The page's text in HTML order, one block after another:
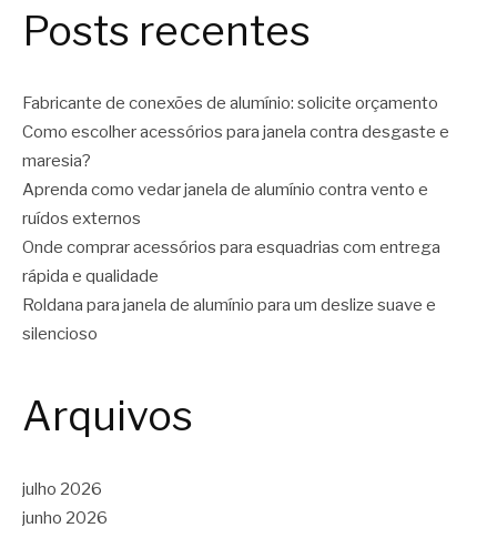
Posts recentes
Fabricante de conexões de alumínio: solicite orçamento
Como escolher acessórios para janela contra desgaste e
maresia?
Aprenda como vedar janela de alumínio contra vento e
ruídos externos
Onde comprar acessórios para esquadrias com entrega
rápida e qualidade
Roldana para janela de alumínio para um deslize suave e
silencioso
Arquivos
julho 2026
junho 2026